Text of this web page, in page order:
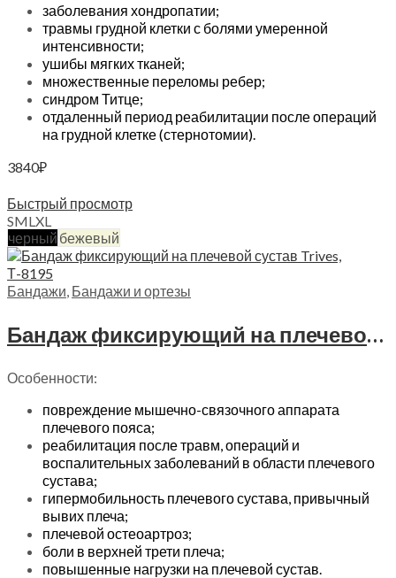
заболевания хондропатии;
травмы грудной клетки с болями умеренной
интенсивности;
ушибы мягких тканей;
множественные переломы ребер;
синдром Титце;
отдаленный период реабилитации после операций
на грудной клетке (стернотомии).
3840₽
Быстрый просмотр
SML XL
черный бежевый
Бандажи Бандажи и ортезы
Бандаж фиксирующий на плечевой сустав Trives Evolution, Т.32.95 (Т-8195)
Особенности:
повреждение мышечно-связочного аппарата
плечевого пояса;
реабилитация после травм, операций и
воспалительных заболеваний в области плечевого
сустава;
гипермобильность плечевого сустава, привычный
вывих плеча;
плечевой остеоартроз;
боли в верхней трети плеча;
повышенные нагрузки на плечевой сустав.